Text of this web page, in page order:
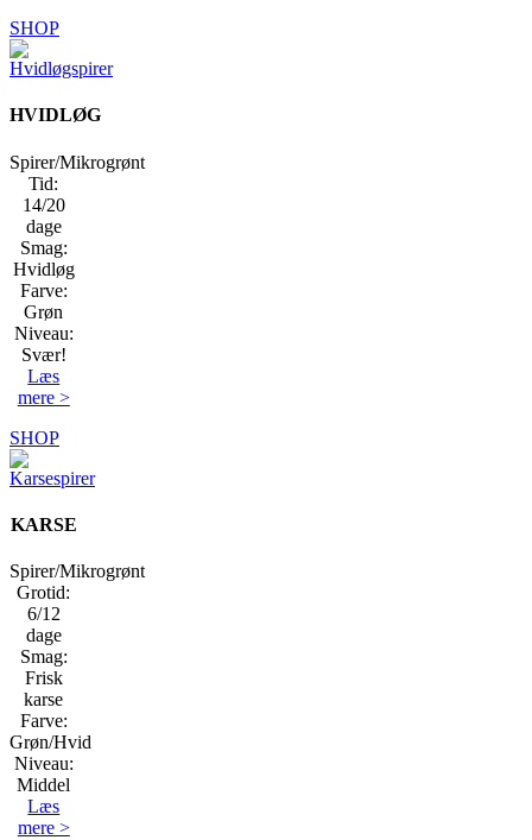
SHOP
HVIDLØG
Spirer/Mikrogrønt
Tid:
14/20
dage
Smag:
Hvidløg
Farve:
Grøn
Niveau:
Svær!
Læs
mere >
SHOP
KARSE
Spirer/Mikrogrønt
Grotid:
6/12
dage
Smag:
Frisk
karse
Farve:
Grøn/Hvid
Niveau:
Middel
Læs
mere >